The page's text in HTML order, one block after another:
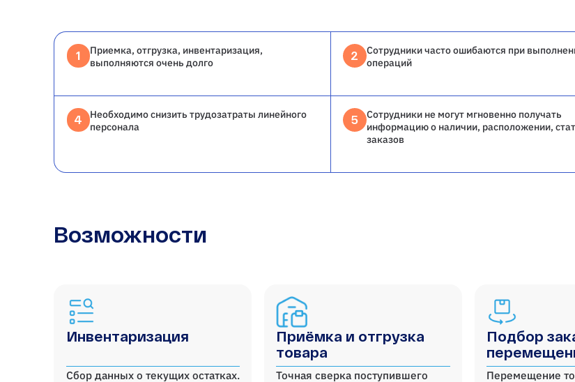
1
Приемка, отгрузка, инвентаризация,
выполняются очень долго
2
Сотрудники часто ошибаются при
операций
4
Необходимо снизить трудозатраты линейного
персонала
5
Сотрудники не могут мгновенно получать
информацию о наличии, расположении,
заказов
Возможности
Инвентаризация
Сбор данных о текущих остатках.
Приёмка и отгрузка
товара
Точная сверка поступившего
Подбор
Перемещение